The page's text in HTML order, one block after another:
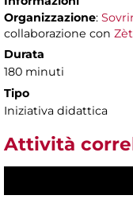
Organizzazione:
collaborazione con
Durata
180 minuti
Tipo
Iniziativa didattica
Attività